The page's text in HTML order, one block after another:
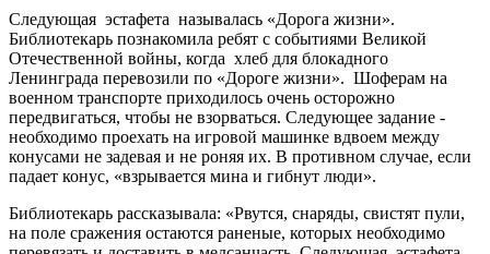
Следующая эстафета называлась «Дорога жизни».
Библиотекарь познакомила ребят с событиями Великой
Отечественной войны, когда хлеб для блокадного
Ленинграда перевозили по «Дороге жизни». Шоферам на
военном транспорте приходилось очень осторожно
передвигаться, чтобы не взорваться. Следующее задание -
необходимо проехать на игровой машинке вдвоем между
конусами не задевая и не роняя их. В противном случае, если
падает конус, «взрывается мина и гибнут люди».
Библиотекарь рассказывала: «Рвутся, снаряды, свистят пули,
на поле сражения остаются раненые, которых необходимо